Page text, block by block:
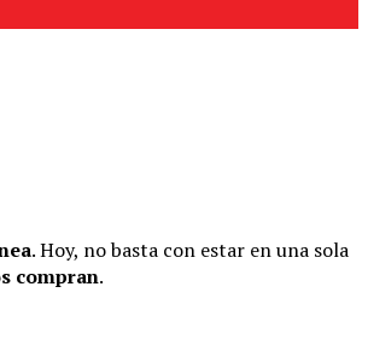
. Hoy, no basta con estar en una sola
compran.